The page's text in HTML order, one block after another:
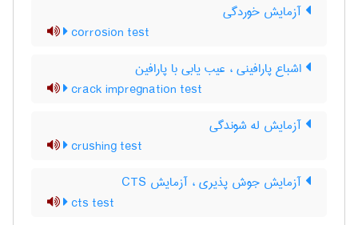
آزمایش خوردگی
corrosion test
اشباع پارافینی ، عیب یابی با پارافین
crack impregnation test
آزمایش له شوندگی
crushing test
آزمایش جوش پذیری ، آزمایش CTS
cts test